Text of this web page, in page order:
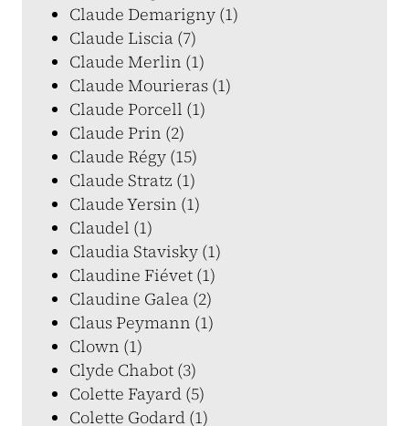
Claude Demarigny (1)
Claude Liscia (7)
Claude Merlin (1)
Claude Mourieras (1)
Claude Porcell (1)
Claude Prin (2)
Claude Régy (15)
Claude Stratz (1)
Claude Yersin (1)
Claudel (1)
Claudia Stavisky (1)
Claudine Fiévet (1)
Claudine Galea (2)
Claus Peymann (1)
Clown (1)
Clyde Chabot (3)
Colette Fayard (5)
Colette Godard (1)